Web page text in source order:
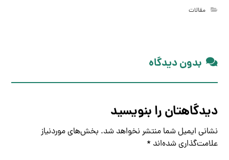
مقالات
بدون دیدگاه
دیدگاهتان را بنویسید
نشانی ایمیل شما منتشر نخواهد شد. بخش‌های موردنیاز
علامت‌گذاری شده‌اند *